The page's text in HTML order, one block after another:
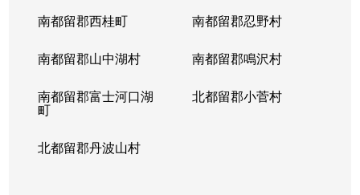
南都留郡西桂町 南都留郡忍野村
南都留郡山中湖村 南都留郡鳴沢村
南都留郡富士河口湖
町
北都留郡小菅村
北都留郡丹波山村